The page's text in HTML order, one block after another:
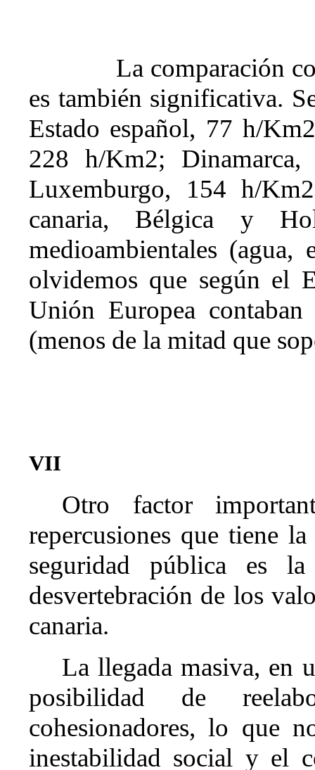
La comparación
es también significativa.
Estado español, 77 h/
228 h/Km2;
Luxemburgo, 154 h/
canaria, Bélgica y
medioambientales
olvidemos que según el
Unión Europea
(menos de la mitad que
VII
Otro factor
repercusiones que tiene
seguridad pública es
desvertebración de los
canaria.
La llegada masiva, en
posibilidad de
cohesionadores, lo que
inestabilidad social y el